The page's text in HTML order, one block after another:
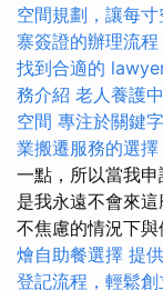
空間規劃，讓每
寨簽證的辦理流程
找到合適的
務介紹 老人養護
空間 專注於關鍵
業搬遷服務的選擇
一點，所以當我
是我永遠不會來
不焦慮的情況下
燴自助餐選擇 提
登記流程，輕鬆創